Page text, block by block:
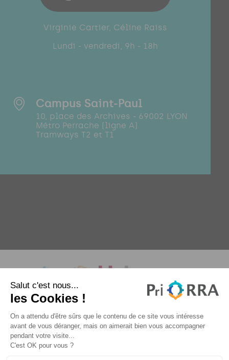
Virginie Cartier, Céline Raiss
Lundi - vendredi, 9h - 18h
Campus Saint-Paul
10, place des Archives - 69002 LYON
Métro Perrache (ligne A)
Tramways T2 et T1